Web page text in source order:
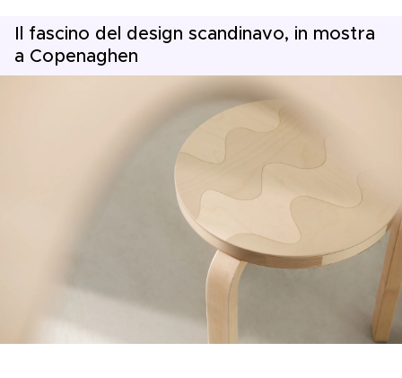
Il fascino del design scandinavo, in mostra
a Copenaghen